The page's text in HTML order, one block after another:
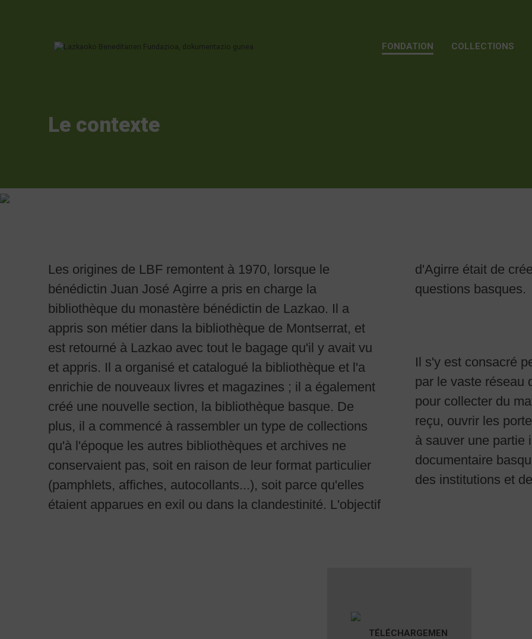
FONDATION COLLECTIONS
Le contexte
Les origines de LBF remontent à 1970, lorsque le
bénédictin Juan José Agirre a pris en charge la
bibliothèque du monastère bénédictin de Lazkao. Il a
appris son métier dans la bibliothèque de Montserrat, et
est retourné à Lazkao avec tout le bagage qu'il y avait vu
et appris. Il a organisé et catalogué la bibliothèque et l'a
enrichie de nouveaux livres et magazines ; il a également
créé une nouvelle section, la bibliothèque basque. De
plus, il a commencé à rassembler un type de collections
qu'à l'époque les autres bibliothèques et archives ne
conservaient pas, soit en raison de leur format particulier
(pamphlets, affiches, autocollants...), soit parce qu'elles
étaient apparues en exil ou dans la clandestinité. L'objectif
d'Agirre était de créer une grande archive sur les
questions basques.
Il s'y est consacré
par le vaste réseau
pour collecter du
reçu, ouvrir les
à sauver une partie
documentaire
des institutions et
TÉLÉCHARGEMEN